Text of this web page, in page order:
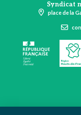
Syndicat
place de la